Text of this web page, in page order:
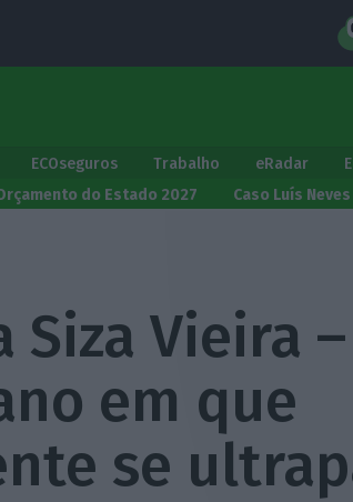
ECOseguros Trabalho eRadar
do Estado 2027
Caso Luís Neves
Siza Vieira
em que
se